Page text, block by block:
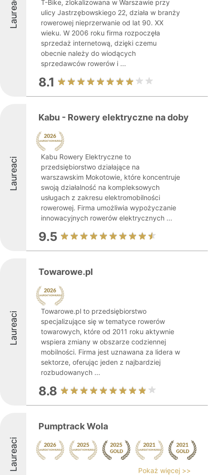
Laureaci
T-Bike, zlokalizowana w Warszawie przy
ulicy Jastrzębowskiego 22, działa w branży
rowerowej nieprzerwanie od lat 90. XX
wieku. W 2006 roku firma rozpoczęła
sprzedaż internetową, dzięki czemu
obecnie należy do wiodących
sprzedawców rowerów i ...
8.1
Laureaci
Kabu - Rowery elektryczne na doby
Kabu Rowery Elektryczne to
przedsiębiorstwo działające na
warszawskim Mokotowie, które koncentruje
swoją działalność na kompleksowych
usługach z zakresu elektromobilności
rowerowej. Firma umożliwia wypożyczanie
innowacyjnych rowerów elektrycznych ...
9.5
Laureaci
Towarowe.pl
Towarowe.pl to przedsiębiorstwo
specjalizujące się w tematyce rowerów
towarowych, które od 2011 roku aktywnie
wspiera zmiany w obszarze codziennej
mobilności. Firma jest uznawana za lidera w
sektorze, oferując jeden z najbardziej
rozbudowanych ...
8.8
Laureaci
Pumptrack Wola
Pokaż więcej >>